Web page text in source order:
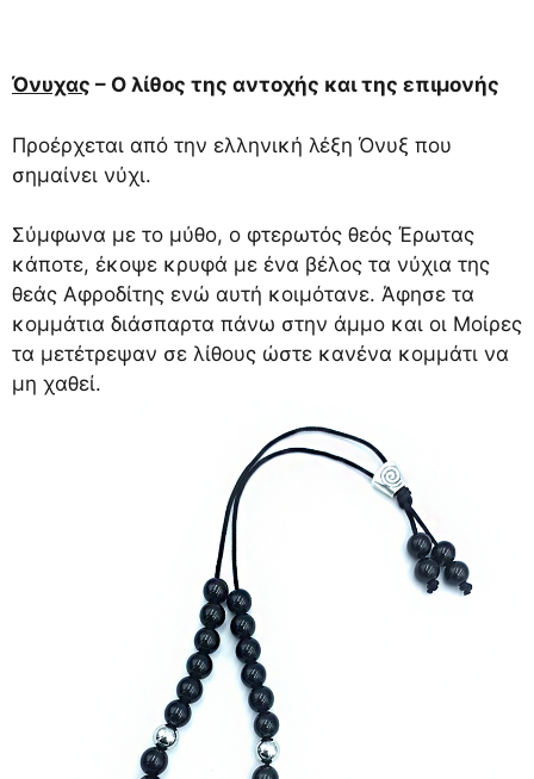
Όνυχας – Ο λίθος της αντοχής και της επιμονής
Προέρχεται από την ελληνική λέξη Όνυξ που
σημαίνει νύχι.
Σύμφωνα με το μύθο, ο φτερωτός θεός Έρωτας
κάποτε, έκοψε κρυφά με ένα βέλος τα νύχια της
θεάς Αφροδίτης ενώ αυτή κοιμότανε. Άφησε τα
κομμάτια διάσπαρτα πάνω στην άμμο και οι Μοίρες
τα μετέτρεψαν σε λίθους ώστε κανένα κομμάτι να
μη χαθεί.